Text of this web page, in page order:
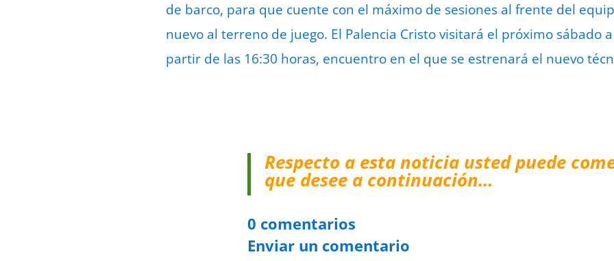
de barco, para que cuente con el máximo de sesiones al frente del
nuevo al terreno de juego. El Palencia Cristo visitará el próximo sábado
partir de las 16:30 horas, encuentro en el que se estrenará el nuevo
Respecto a esta noticia usted puede
que desee a continuación…
0 comentarios
Enviar un comentario